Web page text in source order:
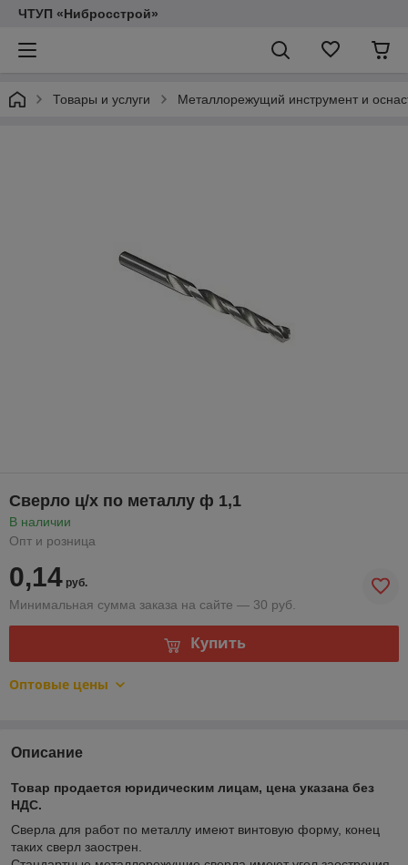
ЧТУП «Нибросстрой»
Товары и услуги Металлорежущий инструмент и
Сверло ц/х по металлу ф 1,1
В наличии
Опт и розница
0,14 руб.
Минимальная сумма заказа на сайте — 30 руб.
Купить
Оптовые цены
Описание
Товар продается юридическим лицам, цена указана без
НДС.
Сверла для работ по металлу имеют винтовую форму, конец
таких сверл заострен.